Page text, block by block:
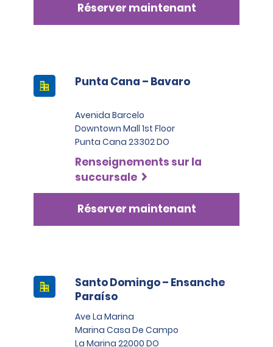
Réserver maintenant
Punta Cana – Bavaro
Avenida Barcelo
Downtown Mall 1st Floor
Punta Cana 23302 DO
Renseignements sur la
succursale
Réserver maintenant
Santo Domingo – Ensanche
Paraíso
Ave La Marina
Marina Casa De Campo
La Marina 22000 DO